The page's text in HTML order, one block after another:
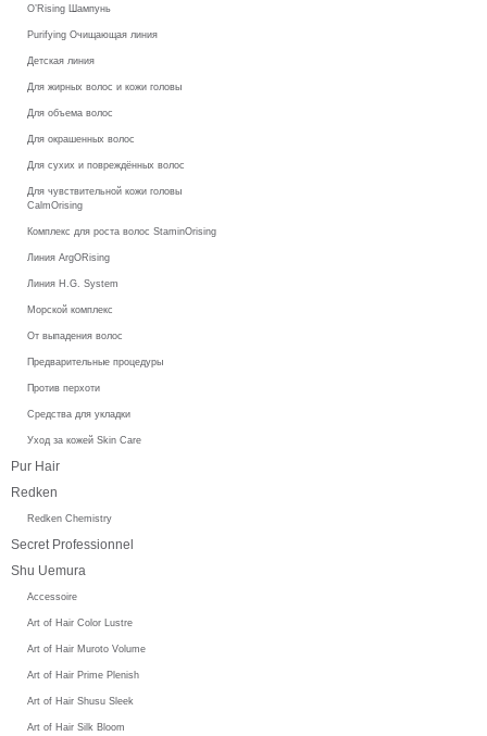
O’Rising Шампунь
Purifying Очищающая линия
Детская линия
Для жирных волос и кожи головы
Для объема волос
Для окрашенных волос
Для сухих и повреждённых волос
Для чувствительной кожи головы
CalmOrising
Комплекс для роста волос StaminOrising
Линия ArgORising
Линия H.G. System
Морской комплекс
От выпадения волос
Предварительные процедуры
Против перхоти
Средства для укладки
Уход за кожей Skin Care
Pur Hair
Redken
Redken Chemistry
Secret Professionnel
Shu Uemura
Accessoire
Art of Hair Color Lustre
Art of Hair Muroto Volume
Art of Hair Prime Plenish
Art of Hair Shusu Sleek
Art of Hair Silk Bloom